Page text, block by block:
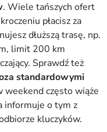
. Wiele tańszych ofert
płacisz za
dłuższą trasę, np.
limit 200 km
Sprawdź też
standardowymi
weekend często wiąże
informuje o tym z
kluczyków.